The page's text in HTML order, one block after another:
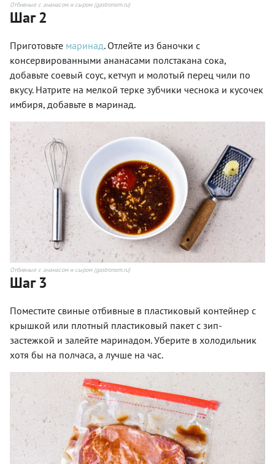
Отбивные с ананасом и сыром (gastronom.ru)
Шаг 2
Приготовьте маринад. Отлейте из баночки с
консервированными ананасами полстакана сока,
добавьте соевый соус, кетчуп и молотый перец чили по
вкусу. Натрите на мелкой терке зубчики чеснока и кусочек
имбиря, добавьте в маринад.
Отбивные с ананасом и сыром (gastronom.ru)
Шаг 3
Поместите свиные отбивные в пластиковый контейнер с
крышкой или плотный пластиковый пакет с зип-
застежкой и залейте маринадом. Уберите в холодильник
хотя бы на полчаса, а лучше на час.